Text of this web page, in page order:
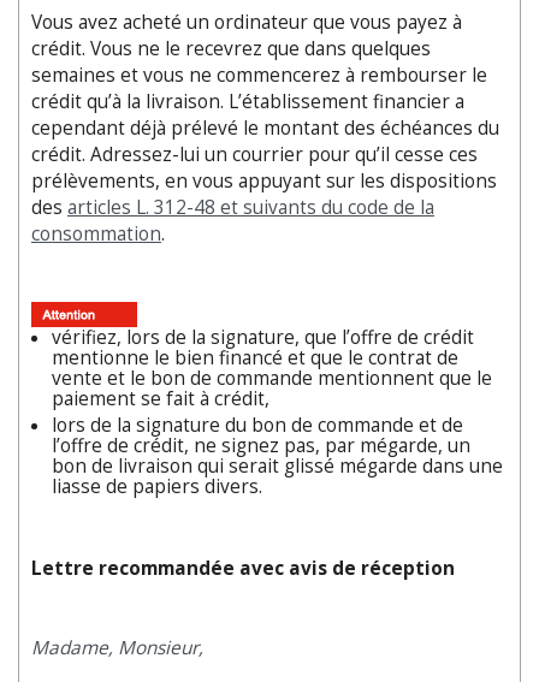
Vous avez acheté un ordinateur que vous payez à
crédit. Vous ne le recevrez que dans quelques
semaines et vous ne commencerez à rembourser le
crédit qu’à la livraison. L’établissement financier a
cependant déjà pré­levé le montant des échéances du
crédit. Adressez-lui un courrier pour qu’il cesse ces
prélèvements, en vous appuyant sur les dispositions
des articles L. 312-48 et suivants du code de la
consommation.
vérifiez, lors de la signature, que l’offre de crédit
mentionne le bien financé et que le contrat de
vente et le bon de commande mentionnent que le
paiement se fait à crédit,
lors de la signature du bon de commande et de
l’offre de crédit, ne signez pas, par mégarde, un
bon de livraison qui serait glissé mégarde dans une
liasse de papiers divers.
Lettre recommandée avec avis de réception
Madame, Monsieur,